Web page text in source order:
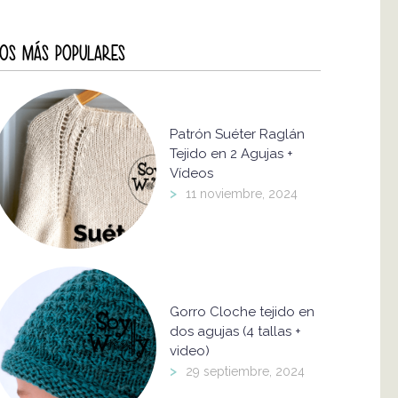
MÁS POPULARES
Patrón Suéter Raglán
Tejido en 2 Agujas +
Vídeos
> 11 noviembre, 2024
Gorro Cloche tejido en
dos agujas (4 tallas +
video)
> 29 septiembre, 2024